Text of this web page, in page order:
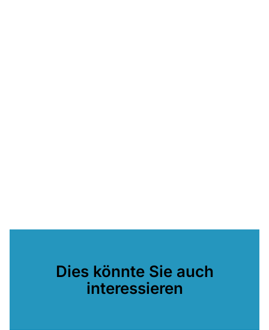
Dies könnte Sie auch
interessieren